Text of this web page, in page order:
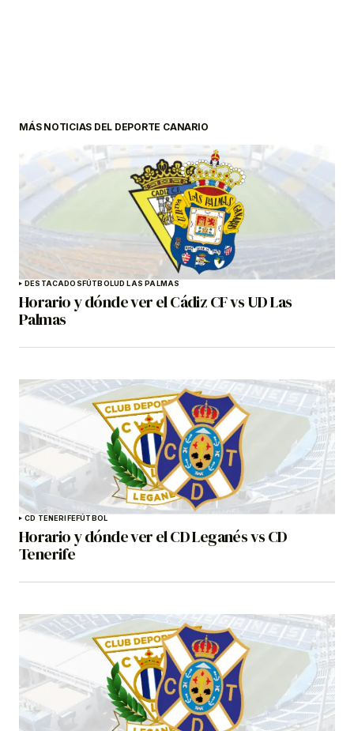
MÁS NOTICIAS DEL DEPORTE CANARIO
DESTACADOSFÚTBOLUD LAS PALMAS
Horario y dónde ver el Cádiz CF vs UD Las
Palmas
CD TENERIFEFÚTBOL
Horario y dónde ver el CD Leganés vs CD
Tenerife